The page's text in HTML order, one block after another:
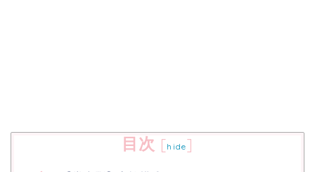
目次 [hide]